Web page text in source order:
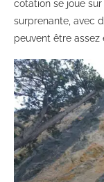
cotation se joue sur
surprenante, avec
peuvent être assez